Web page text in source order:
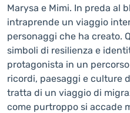
Marysa e Mimi. In preda al
intraprende un viaggio
personaggi che ha creato.
simboli di resilienza e
protagonista in un
ricordi, paesaggi e culture
tratta di un viaggio di
come purtroppo si accade